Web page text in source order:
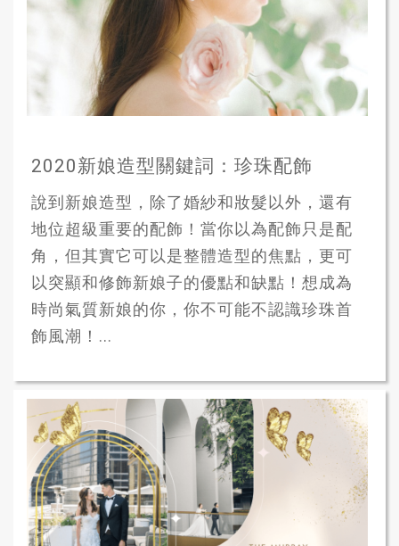
2020新娘造型關鍵詞：珍珠配飾
說到新娘造型，除了婚紗和妝髮以外，還有
地位超級重要的配飾！當你以為配飾只是配
角，但其實它可以是整體造型的焦點，更可
以突顯和修飾新娘子的優點和缺點！想成為
時尚氣質新娘的你，你不可能不認識珍珠首
飾風潮！...